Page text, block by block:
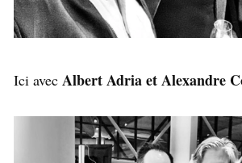
Ici avec Albert Adria et Alexandre